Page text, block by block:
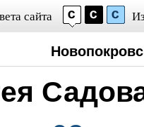
сайта